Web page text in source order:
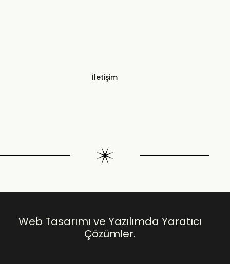
İletişim
Web Tasarımı ve Yazılımda Yaratıcı
Çözümler.